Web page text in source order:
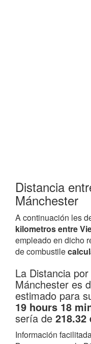
Distancia
Mánchester
A continuación les
kilometros entre
empleado en dicho
de combustile
La Distancia
Mánchester es
estimado para
19 hours 18
sería de 218.32
Información